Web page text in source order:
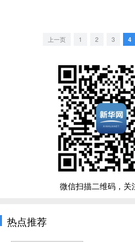
上一页 1 2 3 4
微信扫描二维码，关
热点推荐